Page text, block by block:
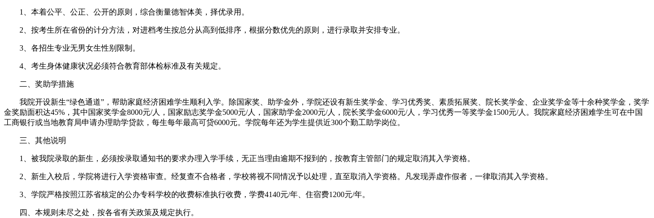
1、本着公平、公正、公开的原则，综合衡量德智体美，择优录用。
2、按考生所在省份的计分方法，对进档考生按总分从高到低排序，根据分数优先的原则，进行录取并安排专业。
3、各招生专业无男女生性别限制。
4、考生身体健康状况必须符合教育部体检标准及有关规定。
二、奖助学措施
我院开设新生“绿色通道”，帮助家庭经济困难学生顺利入学。除国家奖、助学金外，学院还设有新生奖学金、学习优秀奖、素质拓展奖、院长奖学金、企业奖学金等十余种奖学金，奖学
金奖励面积达45%，其中国家奖学金8000元/人，国家励志奖学金5000元/人，国家助学金2000元/人，院长奖学金6000元/人，学习优秀一等奖学金1500元/人。我院家庭经济困难学生可在中国
工商银行或当地教育局申请办理助学贷款，每生每年最高可贷6000元。学院每年还为学生提供近300个勤工助学岗位。
三、其他说明
1、被我院录取的新生，必须按录取通知书的要求办理入学手续，无正当理由逾期不报到的，按教育主管部门的规定取消其入学资格。
2、新生入校后，学院将进行入学资格审查。经复查不合格者，学校将视不同情况予以处理，直至取消入学资格。凡发现弄虚作假者，一律取消其入学资格。
3、学院严格按照江苏省核定的公办专科学校的收费标准执行收费，学费4140元/年、住宿费1200元/年。
四、本规则未尽之处，按各省有关政策及规定执行。